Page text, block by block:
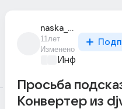
naska_415
11лет
Изменено
Просьба
Конвертер из